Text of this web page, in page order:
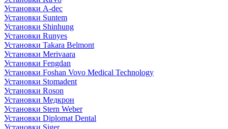
Установки A-dec
Установки Suntem
Установки Shinhung
Установки Runyes
Установки Takara Belmont
Установки Merivaara
Установки Fengdan
Установки Foshan Vovo Medical Technology
Установки Stomadent
Установки Roson
Установки Медкрон
Установки Stern Weber
Установки Diplomat Dental
Установки Siger